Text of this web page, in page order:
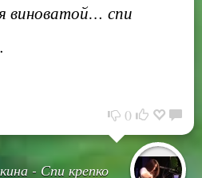
виноватой… спи
0
- Спи крепко